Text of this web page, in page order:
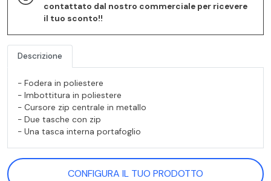
contattato dal nostro commerciale per ricevere
il tuo sconto!!
Descrizione
- Fodera in poliestere
- Imbottitura in poliestere
- Cursore zip centrale in metallo
- Due tasche con zip
- Una tasca interna portafoglio
CONFIGURA IL TUO PRODOTTO